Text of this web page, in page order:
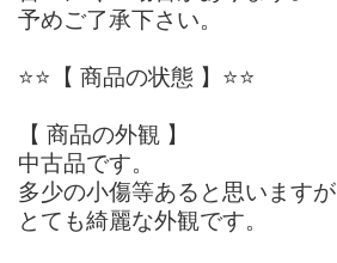
予めご了承下さい。
⭐️⭐️【 商品の状態 】⭐️⭐️
【 商品の外観 】
中古品です。
多少の小傷等あると思いますが
とても綺麗な外観です。